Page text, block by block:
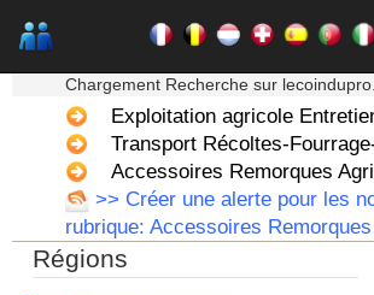
Chargement Recherche sur
Exploitation agricole
Transport Récoltes-
Accessoires Remorques
>> Créer une alerte pour les
rubrique: Accessoires
Régions
Haute Normandie
La Réunion
Languedoc Roussillon
Limousin
Lorraine
Martinique
Mayotte
Midi Pyrenees - Espagne -
Portugal
Nord Pas de Calais - Belgique -